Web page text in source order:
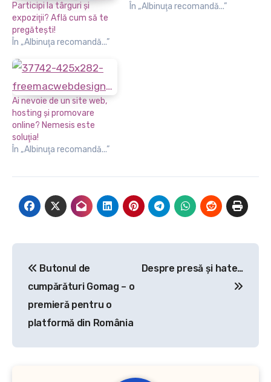
Participi la târguri şi
expoziţii? Află cum să te
pregăteşti!
În „Albinuţa recomandă...”
În „Albinuţa recomandă...”
Ai nevoie de un site web,
hosting şi promovare
online? Nemesis este
soluţia!
În „Albinuţa recomandă...”
articole
Butonul de
cumpărături Gomag – o
premieră pentru o
platformă din România
Despre presă și hate…